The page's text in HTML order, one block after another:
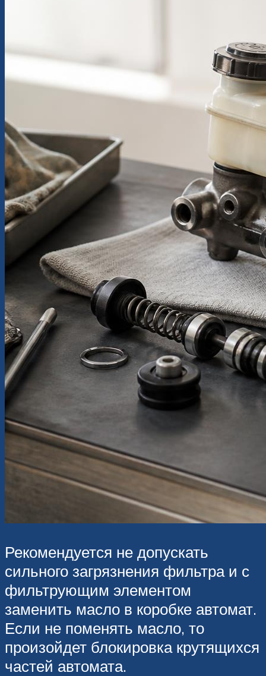
Рекомендуется не допускать
сильного загрязнения фильтра и с
фильтрующим элементом
заменить масло в коробке автомат.
Если не поменять масло, то
произойдет блокировка крутящихся
частей автомата.